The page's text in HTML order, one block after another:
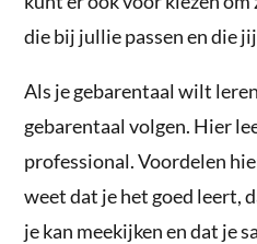
die bij jullie passen en die
Als je gebarentaal wilt
gebarentaal volgen. Hier
professional. Voordelen
weet dat je het goed leert,
je kan meekijken en dat je